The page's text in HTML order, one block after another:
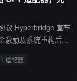
议 Hyperbridge 宣布
激励及系统重构后重
SRLabs 等机构的
适配器